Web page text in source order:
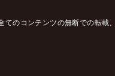
てのコンテンツの無断での転